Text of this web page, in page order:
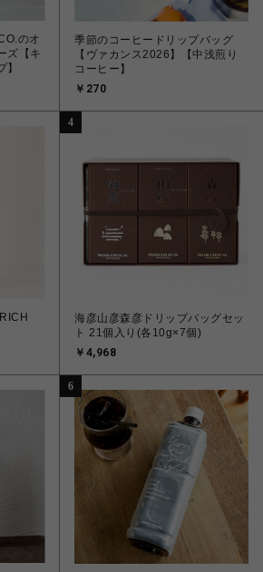
のオ
ズ【キ
季節のコーヒードリップバッグ
【ヴァカンス2026】【中浅煎り
コーヒー】
￥270
4
海彦山彦森彦ドリップバッグセッ
ト 21個入り(各10g×7個)
￥4,968
6